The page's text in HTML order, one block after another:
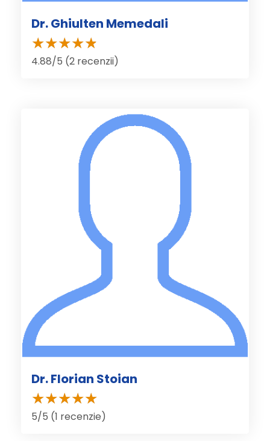
Dr. Ghiulten Memedali
4.88/5 (2 recenzii)
Dr. Florian Stoian
5/5 (1 recenzie)